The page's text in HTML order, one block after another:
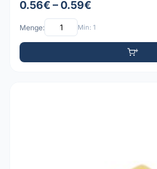
0.56€ – 0.59€
Menge: Min: 1